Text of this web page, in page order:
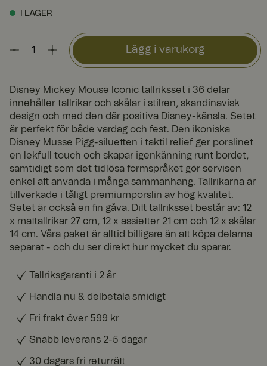
I LAGER
Lägg i varukorg
Disney Mickey Mouse Iconic tallriksset i 36 delar
innehåller tallrikar och skålar i stilren, skandinavisk
design och med den där positiva Disney-känsla. Setet
är perfekt för både vardag och fest. Den ikoniska
Disney Musse Pigg-siluetten i taktil relief ger porslinet
en lekfull touch och skapar igenkänning runt bordet,
samtidigt som det tidlösa formspråket gör servisen
enkel att använda i många sammanhang. Tallrikarna är
tillverkade i tåligt premiumporslin av hög kvalitet.
Setet är också en fin gåva. Ditt tallriksset består av: 12
x mattallrikar 27 cm, 12 x assietter 21 cm och 12 x skålar
14 cm. Våra paket är alltid billigare än att köpa delarna
separat - och du ser direkt hur mycket du sparar.
Tallriksgaranti i 2 år
Handla nu & delbetala smidigt
Fri frakt över 599 kr
Snabb leverans 2-5 dagar
30 dagars fri returrätt